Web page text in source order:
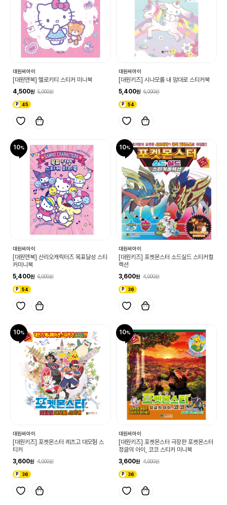
대원씨아이
[대원앤북] 헬로키티 스티커 미니북
4,500
5,000
45
대원씨아이
[대원키즈] 시나모롤 내 맘대로 스티커북
5,400
6,000
54
10
대원씨아이
[대원앤북] 산리오캐릭터즈 목표달성 스티
커미니북
5,400
6,000
54
10
대원씨아이
[대원키즈] 포켓몬스터 소드실드 스티커컬
렉션
3,600
4,000
36
10
대원씨아이
[대원키즈] 포켓몬스터 레츠고 대모험 스
티커
3,600
4,000
36
10
대원씨아이
[대원키즈] 포켓몬스터 극장판 포켓몬스터
정글의 아이, 코코 스티커 미니북
3,600
4,000
36